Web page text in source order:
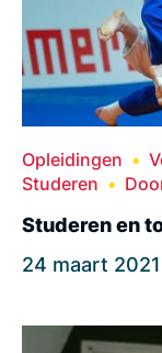
Opleidingen
Studeren
Studeren en
24 maart 2021